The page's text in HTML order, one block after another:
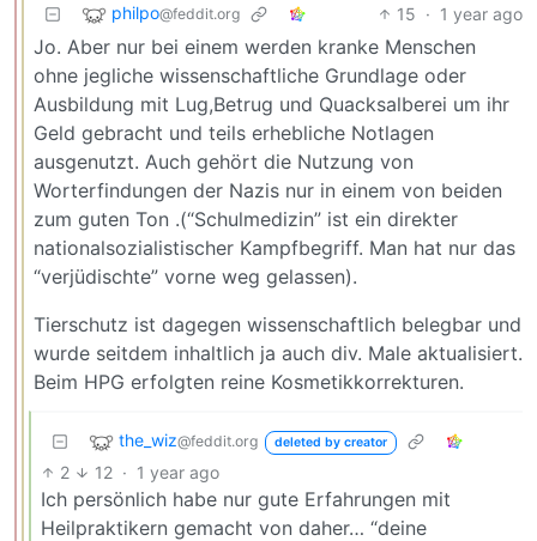
philpo@feddit.org 15 · 1 year ago
Jo. Aber nur bei einem werden kranke Menschen
ohne jegliche wissenschaftliche Grundlage oder
Ausbildung mit Lug,Betrug und Quacksalberei um ihr
Geld gebracht und teils erhebliche Notlagen
ausgenutzt. Auch gehört die Nutzung von
Worterfindungen der Nazis nur in einem von beiden
zum guten Ton .(“Schulmedizin” ist ein direkter
nationalsozialistischer Kampfbegriff. Man hat nur das
“verjüdischte” vorne weg gelassen).
Tierschutz ist dagegen wissenschaftlich belegbar und
wurde seitdem inhaltlich ja auch div. Male aktualisiert.
Beim HPG erfolgten reine Kosmetikkorrekturen.
the_wiz@feddit.org deleted by creator
2 12 · 1 year ago
Ich persönlich habe nur gute Erfahrungen mit
Heilpraktikern gemacht von daher… “deine